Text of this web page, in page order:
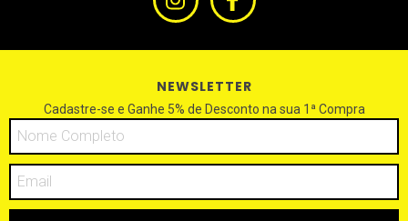
NEWSLETTER
Cadastre-se e Ganhe 5% de Desconto na sua 1ª Compra